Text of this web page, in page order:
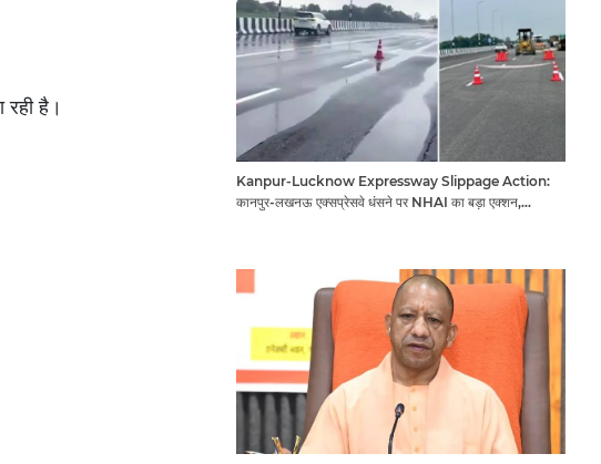
है।
Kanpur-Lucknow Expressway Slippage Action:
कानपुर-लखनऊ एक्सप्रेसवे धंसने पर NHAI का बड़ा एक्शन,